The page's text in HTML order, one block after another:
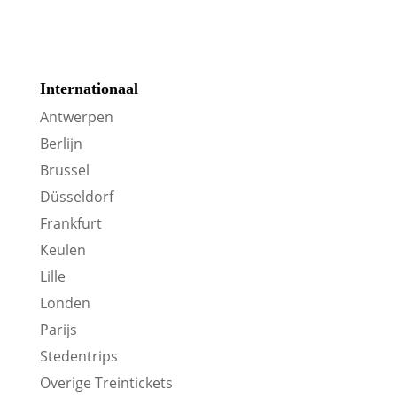
Internationaal
Antwerpen
Berlijn
Brussel
Düsseldorf
Frankfurt
Keulen
Lille
Londen
Parijs
Stedentrips
Overige Treintickets